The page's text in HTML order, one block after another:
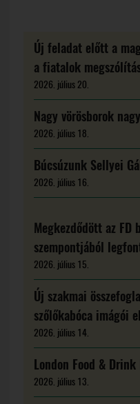
Új feladat előtt a
a fiatalok
2026. július 20.
Nagy vörösborok
2026. július 18.
Búcsúzunk Sellyei
2026. július 16.
Megkezdődött az FD
szempontjából
2026. július 15.
Új szakmai
szőlőkabóca imágói
2026. július 14.
London Food &
2026. július 13.